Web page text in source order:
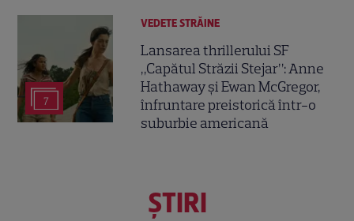
7
VEDETE STRĂINE
Lansarea thrillerului SF
„Capătul Străzii Stejar”: Anne
Hathaway și Ewan McGregor,
înfruntare preistorică într-o
suburbie americană
ŞTIRI